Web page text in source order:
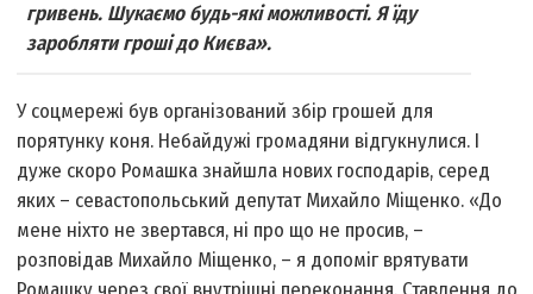
гривень. Шукаємо будь-які можливості. Я їду
заробляти гроші до Києва».
У соцмережі був організований збір грошей для
порятунку коня. Небайдужі громадяни відгукнулися. І
дуже скоро Ромашка знайшла нових господарів, серед
яких – севастопольський депутат Михайло Міщенко. «До
мене ніхто не звертався, ні про що не просив, –
розповідав Михайло Міщенко, – я допоміг врятувати